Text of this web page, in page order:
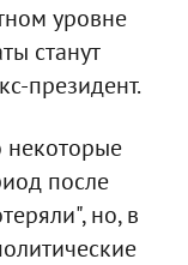
уровне
станут
президент.
некоторые
после
но, в